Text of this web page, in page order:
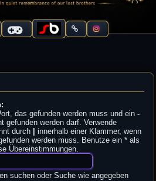
das gefunden werden muss und ein-
gefunden werden darf. Verwende
durch
innerhalb einer Klammer, wenn
werden muss. Benutze ein * als
Übereinstimmungen.
suchen oder Suche wie angegeben